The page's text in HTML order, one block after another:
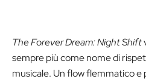
The Forever Dream: Night Shift
sempre più come nome di
musicale. Un flow flemmatico e